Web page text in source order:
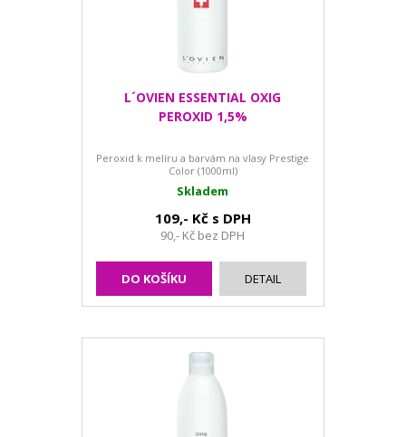
L´OVIEN ESSENTIAL OXIG
PEROXID 1,5%
Peroxid k melíru a barvám na vlasy Prestige
Color (1000ml)
Skladem
109,- Kč s DPH
90,- Kč bez DPH
DO KOŠÍKU DETAIL